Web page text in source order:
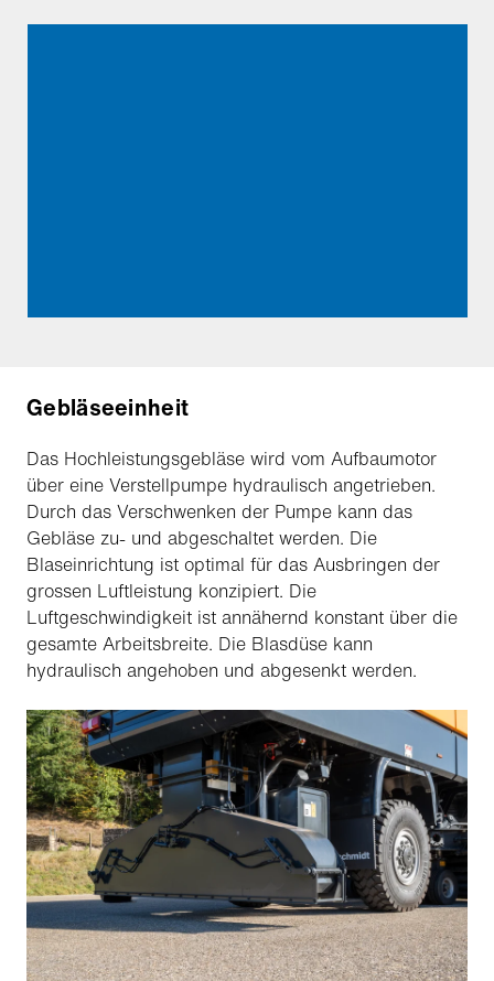
Gebläseeinheit
Das Hochleistungsgebläse wird vom Aufbaumotor
über eine Verstellpumpe hydraulisch angetrieben.
Durch das Verschwenken der Pumpe kann das
Gebläse zu- und abgeschaltet werden. Die
Blaseinrichtung ist optimal für das Ausbringen der
grossen Luftleistung konzipiert. Die
Luftgeschwindigkeit ist annähernd konstant über die
gesamte Arbeitsbreite. Die Blasdüse kann
hydraulisch angehoben und abgesenkt werden.